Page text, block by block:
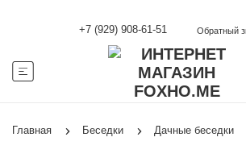
+7 (929) 908-61-51 Обратный
Главная Беседки Дачные беседки